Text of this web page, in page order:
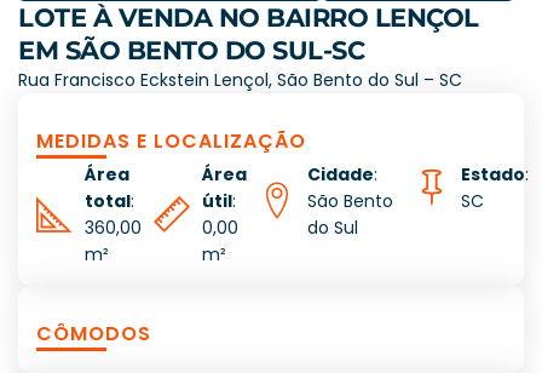
LOTE À VENDA NO BAIRRO LENÇOL
EM SÃO BENTO DO SUL-SC
Rua Francisco Eckstein Lençol, São Bento do Sul – SC
MEDIDAS E LOCALIZAÇÃO
Área
total:
360,00
m²
Área
útil:
0,00
m²
Cidade:
São Bento
do Sul
Estado:
SC
CÔMODOS